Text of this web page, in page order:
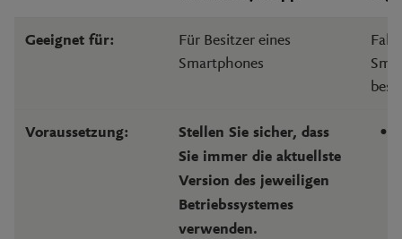
Geeignet für:
Für Besitzer eines
Smartphones
Voraussetzung:
Stellen Sie sicher, dass
Sie immer die aktuellste
Version des jeweiligen
Betriebssystemes
verwenden.